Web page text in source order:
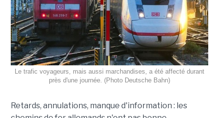
Le trafic voyageurs, mais aussi marchandises, a été affecté durant
près d'une journée. (Photo Deutsche Bahn)
Retards, annulations, manque d'information : les